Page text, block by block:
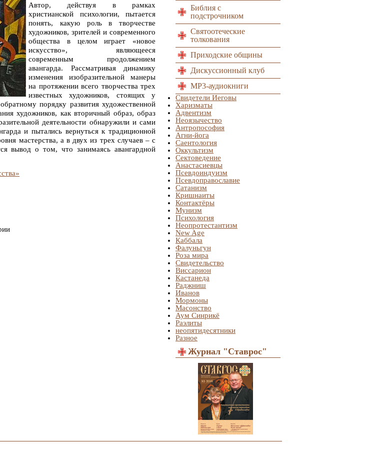
Автор, действуя в рамках
христианской психологии, пытается
понять, какую роль в творчестве
художников, зрителей и современного
общества в целом играет «новое
искусство», являющееся
современным продолжением
авангарда. Рассматривая динамику
изменения изобразительной манеры
на протяжении всего творчества трех
известных художников, стоящих у
порядку развития художественной
художников, как вторичный образ, образ
деятельности обнаружили и сами
и пытались вернуться к традиционной
мастерства, а в двух из трех случаев – с
вывод о том, что занимаясь авангардной
Библия с
подстрочником
Святоотеческие
толкования
Приходские общины
Дискуссионный клуб
MP3-аудиокниги
Свидетели Иеговы
Харизматы
Адвентизм
Неоязычество
Антропософия
Агни-йога
Саентология
Оккультизм
Сектоведение
Анастасиевцы
Псевдоиндуизм
Псевдоправославие
Сатанизм
Кришнаиты
Контактёры
Мунизм
Психология
Неопротестантизм
New Age
Каббала
Фалуньгун
Роза мира
Свидетельство
Виссарион
Кастанеда
Раджниш
Иванов
Мормоны
Масонство
Аум Синрикё
Раэлиты
неопятидесятники
Разное
Журнал "Ставрос"